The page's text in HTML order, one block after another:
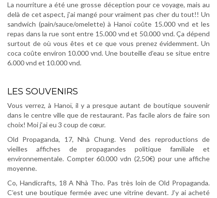
La nourriture a été une grosse déception pour ce voyage, mais au
delà de cet aspect, j’ai mangé pour vraiment pas cher du tout!! Un
sandwich (pain/sauce/omelette) à Hanoï coûte 15.000 vnd et les
repas dans la rue sont entre 15.000 vnd et 50.000 vnd. Ça dépend
surtout de où vous êtes et ce que vous prenez évidemment. Un
coca coûte environ 10.000 vnd. Une bouteille d’eau se situe entre
6.000 vnd et 10.000 vnd.
LES SOUVENIRS
Vous verrez, à Hanoï, il y a presque autant de boutique souvenir
dans le centre ville que de restaurant. Pas facile alors de faire son
choix! Moi j’ai eu 3 coup de cœur.
Old Propaganda, 17, Nhà Chung. Vend des reproductions de
vieilles affiches de propagandes politique familiale et
environnementale. Compter 60.000 vdn (2,50€) pour une affiche
moyenne.
Co, Handicrafts, 18 A Nhà Tho. Pas très loin de Old Propaganda.
C’est une boutique fermée avec une vitrine devant. J’y ai acheté